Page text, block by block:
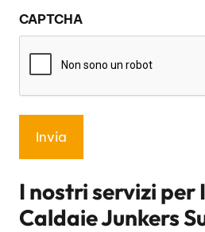
privacy
CAPTCHA
I nostri servizi per
Caldaie Junkers